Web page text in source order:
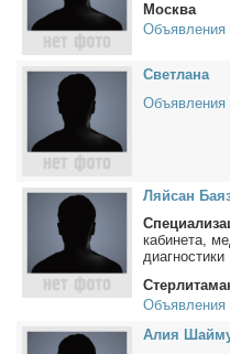
Москва
Объявления
Свет­ла­на
Объявления
Ляй­сан
кабинета,
диагностики
Объявления
Алия